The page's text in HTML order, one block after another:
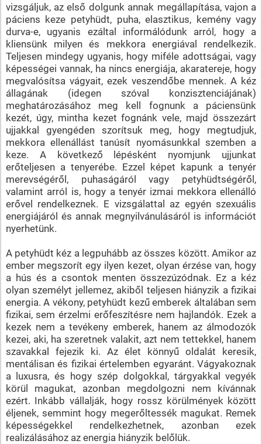
vizsgáljuk, az első dolgunk annak megállapítása, vajon a
páciens keze petyhüdt, puha, elasztikus, kemény vagy
durva-e, ugyanis ezáltal informálódunk arról, hogy a
kliensünk milyen és mekkora energiával rendelkezik.
Teljesen mindegy ugyanis, hogy miféle adottságai, vagy
képességei vannak, ha nincs energiája, akaratereje, hogy
megvalósítsa vágyait, ezek veszendőbe mennek. A kéz
állagának (idegen szóval konzisztenciájának)
meghatározásához meg kell fognunk a páciensünk
kezét, úgy, mintha kezet fognánk vele, majd összezárt
ujjakkal gyengéden szorítsuk meg, hogy megtudjuk,
mekkora ellenállást tanúsít nyomásunkkal szemben a
keze. A következő lépésként nyomjunk ujjunkat
erőteljesen a tenyerébe. Ezzel képet kapunk a tenyér
merevségéről, puhaságáról vagy petyhüdtségéről,
valamint arról is, hogy a tenyér izmai mekkora ellenálló
erővel rendelkeznek. E vizsgálattal az egyén szexuális
energiájáról és annak megnyilvánulásáról is információt
nyerhetünk.
A petyhüdt kéz a legpuhább az összes között. Amikor az
ember megszorít egy ilyen kezet, olyan érzése van, hogy
a hús és a csontok menten összezúzódnak. Ez a kéz
olyan személyt jellemez, akiből teljesen hiányzik a fizikai
energia. A vékony, petyhüdt kezű emberek általában sem
fizikai, sem érzelmi erőfeszítésre nem hajlandók. Ezek a
kezek nem a tevékeny emberek, hanem az álmodozók
kezei, aki, ha szeretnek valakit, azt nem tettekkel, hanem
szavakkal fejezik ki. Az élet könnyű oldalát keresik,
mentálisan és fizikai értelemben egyaránt. Vágyakoznak
a luxusra, és hogy szép dolgokkal, tárgyakkal vegyék
körül magukat, azonban megdolgozni nem kívánnak
ezért. Inkább vállalják, hogy rossz körülmények között
éljenek, semmint hogy megerőltessék magukat. Remek
képességekkel rendelkezhetnek, azonban ezek
realizálásához az energia hiányzik belőlük.